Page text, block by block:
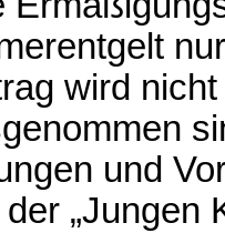
wird
und
„Jungen